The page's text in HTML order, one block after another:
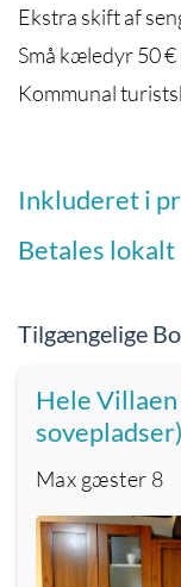
Ekstra skift af
Små kæledyr 50 €
Kommunal
Inkluderet i
Betales lokalt
Tilgængelige
Hele Villaen
sovepladser)
Max gæster 8